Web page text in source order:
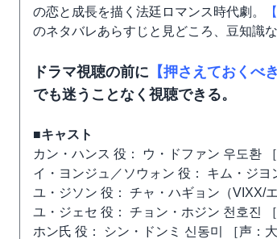
の恋と成長を描く法廷ロマンス時代劇。
のネタバレあらすじと見どころ、豆知識
ドラマ視聴の前に 【押さえておくべ
でも迷うことなく視聴できる。
■キャスト
カン・ハンス 役： ウ・ドファン 우도환
イ・ヨンジュ／ソウォン 役： キム・ジヨ
ユ・ジソン 役： チャ・ハギョン（VIXX/
ユ・ジェセ 役： チョン・ホジン 천호진
ホン氏 役： シン・ドンミ 신동미 ［声：大